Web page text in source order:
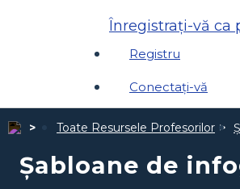
Înregistrați-vă ca
Registru
Conectați-vă
Toate Resursele Profesorilor
Șabloane de